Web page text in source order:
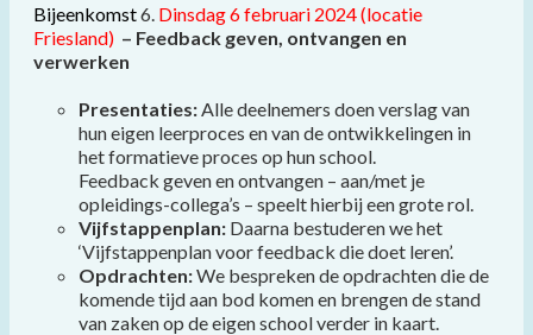
Bijeenkomst6. Dinsdag 6 februari 2024 (locatie
Friesland) – Feedback geven, ontvangen en
verwerken
Presentaties:Alle deelnemers doen verslag van
hun eigen leerproces en van de ontwikkelingen in
het formatieve proces op hun school.
Feedback geven en ontvangen – aan/met je
opleidings-collega’s – speelt hierbij een grote rol.
Vijfstappenplan:Daarna bestuderen we het
‘Vijfstappenplan voor feedback die doet leren’.
Opdrachten:We bespreken de opdrachten die de
komende tijd aan bod komen en brengen de stand
van zaken op de eigen school verder in kaart.